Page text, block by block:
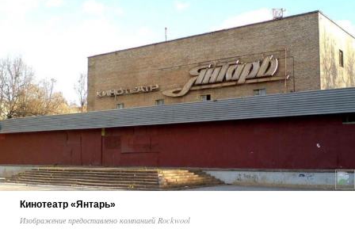
Кинотеатр «Янтарь»
Изображение предоставлено компанией Rockwool